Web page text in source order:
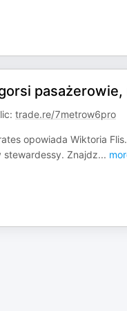
trade.re/7metrow6pro
opowiada Wiktoria
Znajdz...